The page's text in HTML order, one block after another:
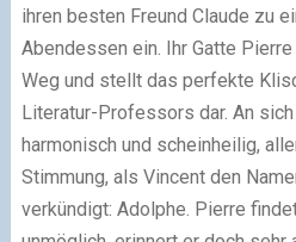
ihren besten Freund Claude zu
Abendessen ein. Ihr Gatte
Weg und stellt das perfekte
Literatur-Professors dar. An
harmonisch und scheinheilig,
Stimmung, als Vincent den
verkündigt: Adolphe. Pierre